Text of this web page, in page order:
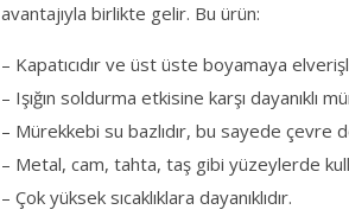
avantajıyla birlikte gelir. Bu ürün:
– Kapatıcıdır ve üst üste boyamaya
– Işığın soldurma etkisine karşı dayanıklı
– Mürekkebi su bazlıdır, bu sayede çevre
– Metal, cam, tahta, taş gibi yüzeylerde
– Çok yüksek sıcaklıklara dayanıklıdır.